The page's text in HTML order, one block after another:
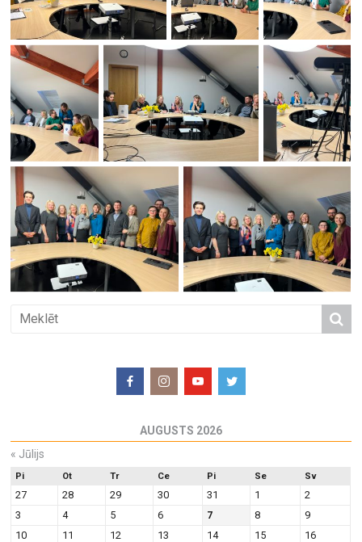
AUGUSTS 2026
« Jūlijs
Pi Ot Tr Ce Pi Se Sv
27 28 29 30 31 1
2
3
4 5 6 7 8
9
10
11 12 13 14 15
16